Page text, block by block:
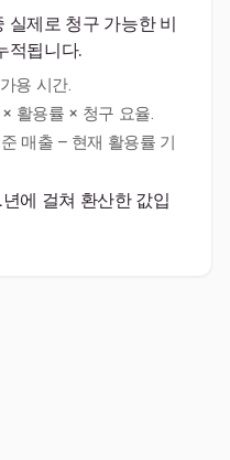
실제로 청구 가능한 비
적됩니다.
용 시간.
활용률 × 청구 요율.
매출 − 현재 활용률 기
에 걸쳐 환산한 값입